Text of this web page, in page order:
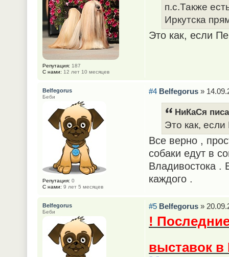
п.с.Также
Иркутска
Это как, если
Репутация: 187
С нами: 12 лет 10 месяцев
#4 Belfegorus»
НиКаСя
Это как,
Все верно ,
собаки едут в
Владивостока .
каждого .
Belfegorus
Беби
Репутация: 0
С нами: 9 лет 5 месяцев
#5 Belfegorus»
!
выставок в
Belfegorus
Беби